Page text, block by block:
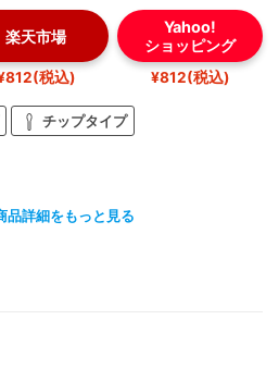
がりたい
楽天市場
税込)
Yahoo!
ショッピング
¥812(税込)
チップタイプ
品詳細をもっと見る